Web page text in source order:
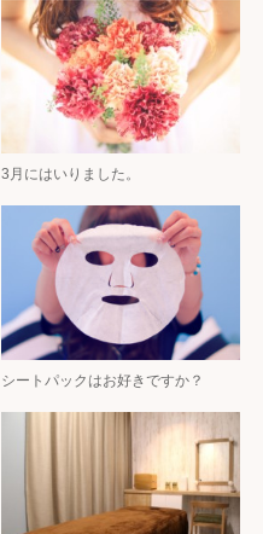
3月にはいりました。
シートパックはお好きですか？